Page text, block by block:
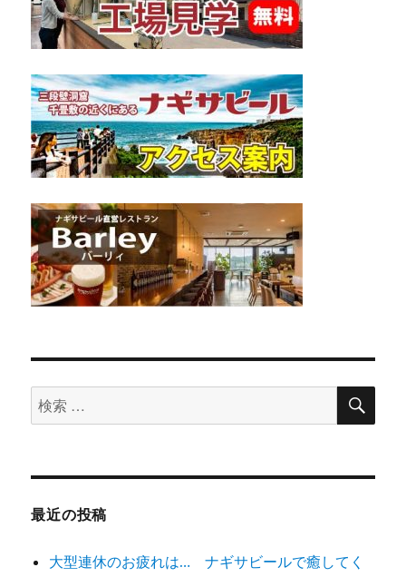
検
索
象:
検
最近の投稿
大型連休のお疲れは… ナギサビールで癒してく